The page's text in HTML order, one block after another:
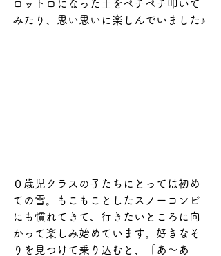
ロットロになった土をペチペチ叩いて
みたり、思い思いに楽しんでいました♪
０歳児クラスの子たちにとっては初め
ての雪。もこもことしたスノーコンビ
にも慣れてきて、行きたいところに向
かって楽しみ始めています。好きなそ
りを見つけて乗り込むと、「あ～あ